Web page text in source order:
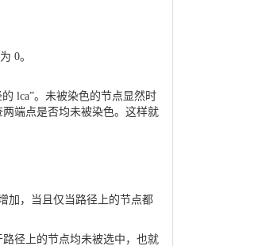
0。
lca”。未被染色的节点显然时
端点是否均未被染色。这样就
加，当且仅当路径上的节点都
径上的节点均未被选中，也就